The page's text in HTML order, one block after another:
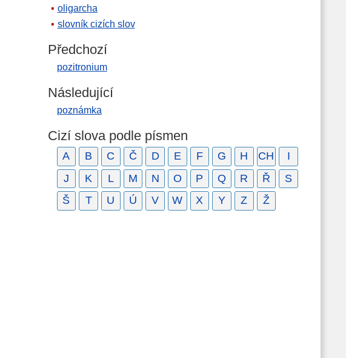
oligarcha
slovník cizích slov
Předchozí
pozitronium
Následující
poznámka
Cizí slova podle písmen
A B C Č D E F G H CH
I
J
K L M N O P Q R Ř
S
Š
T U Ú V W X Y Z Ž